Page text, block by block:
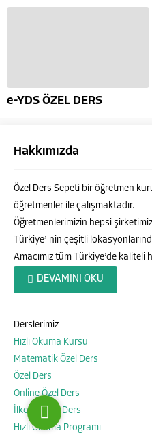
e-YDS ÖZEL DERS
Hakkımızda
Özel Ders Sepeti bir öğretmen
öğretmenler ile çalışmaktadır.
Öğretmenlerimizin hepsi
Türkiye’ nin çeşitli
Amacımız tüm Türkiye’de kaliteli
DEVAMINI OKU
Derslerimiz
Hızlı Okuma Kursu
Matematik Özel Ders
Özel Ders
Online Özel Ders
İlkokul Özel Ders
Hızlı Okuma Programı
Özel Ders Sepeti